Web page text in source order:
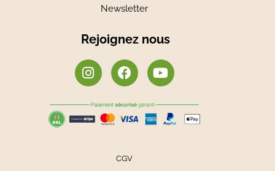
Newsletter
Rejoignez nous
CGV